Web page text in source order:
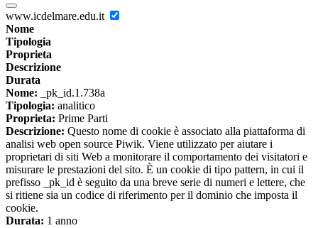
www.icdelmare.edu.it
Nome
Tipologia
Proprieta
Descrizione
Durata
Nome: _pk_id.1.738a
Tipologia: analitico
Proprieta: Prime Parti
Descrizione: Questo nome di cookie è associato alla piattaforma di
analisi web open source Piwik. Viene utilizzato per aiutare i
proprietari di siti Web a monitorare il comportamento dei visitatori e
misurare le prestazioni del sito. È un cookie di tipo pattern, in cui il
prefisso _pk_id è seguito da una breve serie di numeri e lettere, che
si ritiene sia un codice di riferimento per il dominio che imposta il
cookie.
Durata: 1 anno